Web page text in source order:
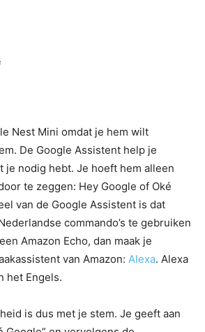
Nest Mini omdat je hem wilt
De Google Assistent help je
je nodig hebt. Je hoeft hem alleen
te zeggen: Hey Google of Oké
van de Google Assistent is dat
commando’s te gebruiken
Amazon Echo, dan maak je
van Amazon: Alexa. Alexa
het Engels.
is dus met je stem. Je geeft aan